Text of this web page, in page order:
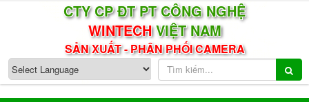
CTY CP ĐT PT CÔNG NGHỆ
WINTECHVIỆT NAM
SẢN XUẤT - PHÂN PHỐI CAMERA